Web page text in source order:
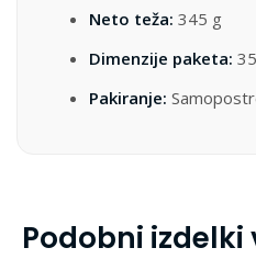
Neto teža: 345 g
Dimenzije paketa:
Pakiranje:
Podobni